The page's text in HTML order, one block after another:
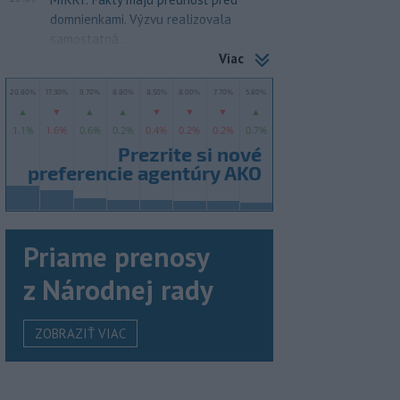
domnienkami. Výzvu realizovala
samostatná...
Viac
Priame prenosy
z Národnej rady
ZOBRAZIŤ VIAC